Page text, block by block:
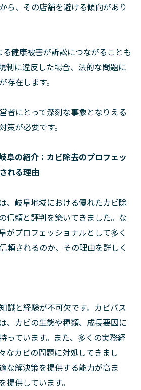
ら、その店舗を避ける傾向があり
る健康被害が訴訟につながることも
制に違反した場合、法的な問題に
存在します。
者にとって深刻な事象となりえる
策が必要です。
阜の紹介：カビ除去のプロフェッ
れる理由
、岐阜地域における優れたカビ除
信頼と評判を築いてきました。な
がプロフェッショナルとして多く
頼されるのか、その理由を詳しく
識と経験が不可欠です。カビバス
、カビの生態や種類、成長要因に
っています。また、多くの実務経
なカビの問題に対処してきまし
な解決策を提供する能力が高ま
提供しています。